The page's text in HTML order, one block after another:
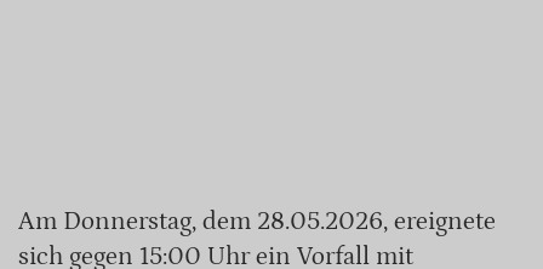
Am Donnerstag, dem 28.05.2026, ereignete
sich gegen 15:00 Uhr ein Vorfall mit